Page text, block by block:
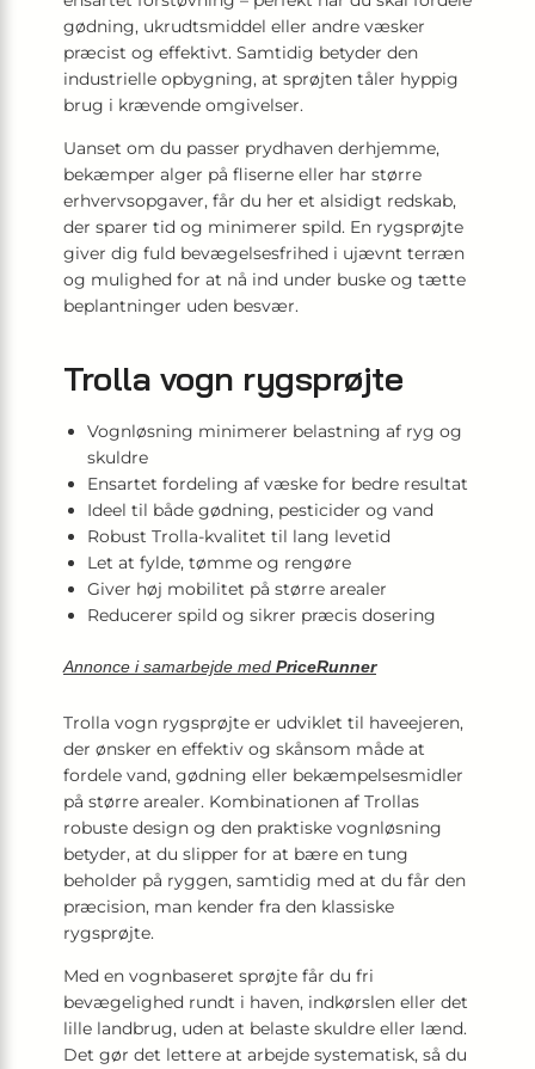
gødning, ukrudtsmiddel eller andre væsker
præcist og effektivt. Samtidig betyder den
industrielle opbygning, at sprøjten tåler hyppig
brug i krævende omgivelser.
Uanset om du passer prydhaven derhjemme,
bekæmper alger på fliserne eller har større
erhvervsopgaver, får du her et alsidigt redskab,
der sparer tid og minimerer spild. En rygsprøjte
giver dig fuld bevægelsesfrihed i ujævnt terræn
og mulighed for at nå ind under buske og tætte
beplantninger uden besvær.
Trolla vogn rygsprøjte
Vognløsning minimerer belastning af ryg og
skuldre
Ensartet fordeling af væske for bedre resultat
Ideel til både gødning, pesticider og vand
Robust Trolla-kvalitet til lang levetid
Let at fylde, tømme og rengøre
Giver høj mobilitet på større arealer
Reducerer spild og sikrer præcis dosering
Annonce i samarbejde med PriceRunner
Trolla vogn rygsprøjte er udviklet til haveejeren,
der ønsker en effektiv og skånsom måde at
fordele vand, gødning eller bekæmpelsesmidler
på større arealer. Kombinationen af Trollas
robuste design og den praktiske vognløsning
betyder, at du slipper for at bære en tung
beholder på ryggen, samtidig med at du får den
præcision, man kender fra den klassiske
rygsprøjte.
Med en vognbaseret sprøjte får du fri
bevægelighed rundt i haven, indkørslen eller det
lille landbrug, uden at belaste skuldre eller lænd.
Det gør det lettere at arbejde systematisk, så du